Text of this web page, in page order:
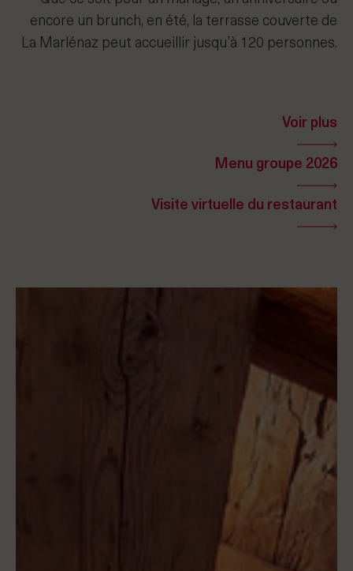
encore un brunch, en été, la terrasse couverte de
La Marlénaz peut accueillir jusqu’à 120 personnes.
Voir plus
Menu groupe 2026
Visite virtuelle du restaurant